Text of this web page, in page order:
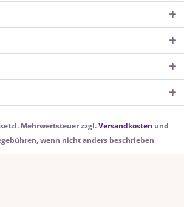
Mehrwertsteuer zzgl.Versandkosten und
wenn nicht anders beschrieben